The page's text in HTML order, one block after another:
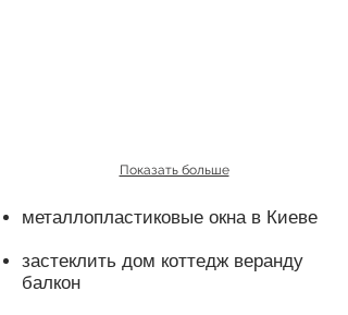
Показать больше
металлопластиковые окна в Киеве
застеклить дом коттедж веранду
балкон